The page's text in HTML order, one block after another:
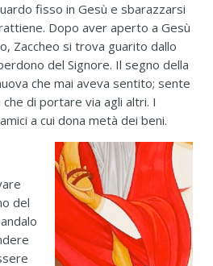
fisso in Gesù e sbarazzarsi
Dopo aver aperto a Gesù
Zaccheo si trova guarito dallo
del Signore. Il segno della
che mai aveva sentito; sente
di portare via agli altri. I
a cui dona metà dei beni.
del